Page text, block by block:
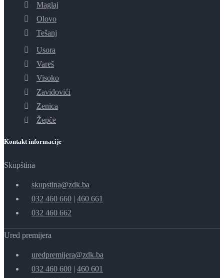
Maglaj
Olovo
Tešanj
Usora
Vareš
Visoko
Zavidovići
Zenica
Žepče
Kontakt informacije
Skupština
skupstina@zdk.ba
032 460 660 | 460 661
032 460 662
Ured premijera
uredpremijera@zdk.ba
032 460 600 | 460 601